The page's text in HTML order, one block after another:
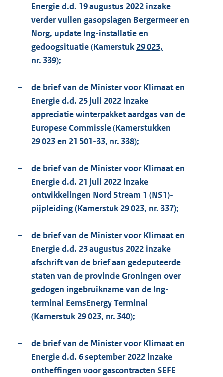
Energie d.d. 19 augustus 2022 inzake
verder vullen gasopslagen Bergermeer en
Norg, update lng-installatie en
gedoogsituatie (Kamerstuk 29 023,
nr. 339);
–
de brief van de Minister voor Klimaat en
Energie d.d. 25 juli 2022 inzake
appreciatie winterpakket aardgas van de
Europese Commissie (Kamerstukken
29 023 en 21 501-33, nr. 338);
–
de brief van de Minister voor Klimaat en
Energie d.d. 21 juli 2022 inzake
ontwikkelingen Nord Stream 1 (NS1)-
pijpleiding (Kamerstuk 29 023, nr. 337);
–
de brief van de Minister voor Klimaat en
Energie d.d. 23 augustus 2022 inzake
afschrift van de brief aan gedeputeerde
staten van de provincie Groningen over
gedogen ingebruikname van de lng-
terminal EemsEnergy Terminal
(Kamerstuk 29 023, nr. 340);
–
de brief van de Minister voor Klimaat en
Energie d.d. 6 september 2022 inzake
ontheffingen voor gascontracten SEFE